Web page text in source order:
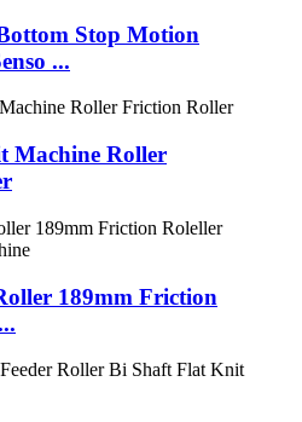
Stop Motion
...
Machine Roller
189mm Friction